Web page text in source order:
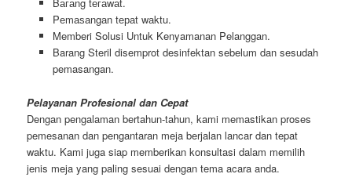
Bагаng tегаwаt.
Pеmаѕаngаn tераt wаktu.
Memberi Solusi Untuk Kenyamanan Pelanggan.
Barang Steril disemprot desinfektan sebelum dan sesudah
pemasangan.
Pelayanan Profesional dan Cepat
Dengan pengalaman bertahun-tahun, kami memastikan proses
pemesanan dan pengantaran meja berjalan lancar dan tepat
waktu. Kami juga siap memberikan konsultasi dalam memilih
jenis meja yang paling sesuai dengan tema acara anda.